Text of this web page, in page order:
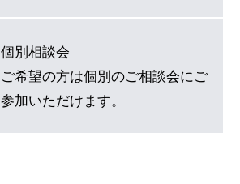
個別相談会
ご希望の方は個別のご相談会にご
参加いただけます。